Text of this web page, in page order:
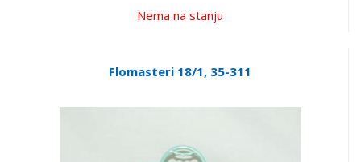
Nema na stanju
Flomasteri 18/1, 35-311